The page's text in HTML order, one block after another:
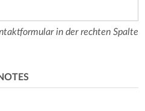
in der rechten Spalte